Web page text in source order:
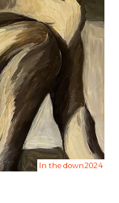
In the down2024